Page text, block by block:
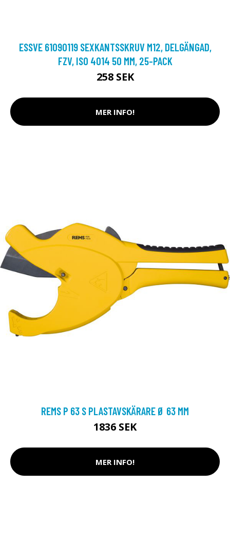
ESSVE 61090119 SEXKANTSSKRUV M12, DELGÄNGAD,
FZV, ISO 4014 50 MM, 25-PACK
258 SEK
MER INFO!
REMS P 63 S PLASTAVSKÄRARE Ø 63 MM
1836 SEK
MER INFO!